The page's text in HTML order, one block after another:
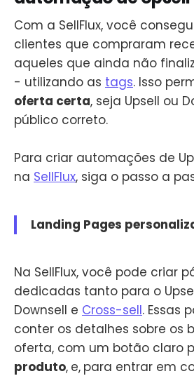
Com a SellFlux, você
clientes que compraram
aqueles que ainda não
- utilizando as tags. Isso
oferta certa, seja Upsell ou
público correto.
Para criar automações de
na SellFlux, siga o passo a
Landing Pages
Na SellFlux, você pode criar
dedicadas tanto para o
Downsell e Cross-sell. Essas
conter os detalhes sobre os
oferta, com um botão claro
produto, e, para entrar em